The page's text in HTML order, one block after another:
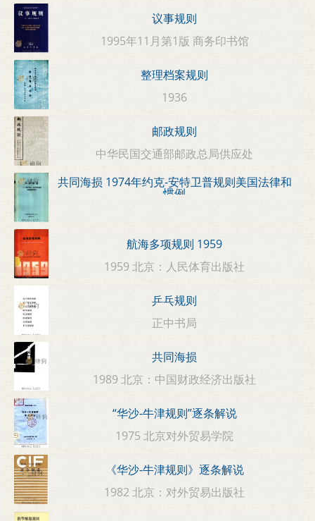
议事规则
1995年11月第1版 商务印书馆
整理档案规则
1936
邮政规则
中华民国交通部邮政总局供应处
共同海损 1974年约克-安特卫普规则美国法律和
惯例
航海多项规则 1959
1959 北京：人民体育出版社
乒乓规则
正中书局
共同海损
1989 北京：中国财政经济出版社
“华沙-牛津规则”逐条解说
1975 北京对外贸易学院
《华沙-牛津规则》逐条解说
1982 北京：对外贸易出版社